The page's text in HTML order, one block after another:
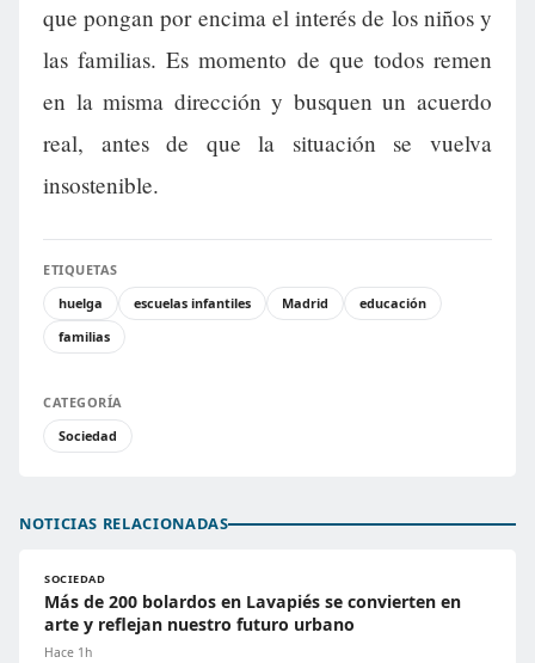
que pongan por encima el interés de los niños y
las familias. Es momento de que todos remen
en la misma dirección y busquen un acuerdo
real, antes de que la situación se vuelva
insostenible.
ETIQUETAS
huelga
escuelas infantiles Madrid
educación
familias
CATEGORÍA
Sociedad
NOTICIAS RELACIONADAS
SOCIEDAD
Más de 200 bolardos en Lavapiés se convierten en
arte y reflejan nuestro futuro urbano
Hace 1h